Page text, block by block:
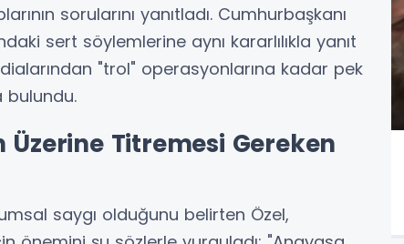
sorularını yanıtladı. Cumhurbaşkanı
sert söylemlerine aynı kararlılıkla yanıt
"trol" operasyonlarına kadar pek
bulundu.
Üzerine Titremesi Gereken
saygı olduğunu belirten Özel,